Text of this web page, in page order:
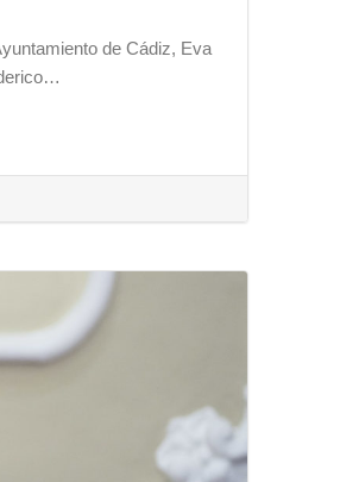
de Cádiz, Eva